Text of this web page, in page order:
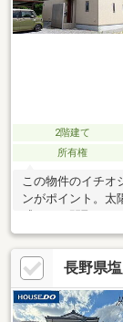
2階建て
所有権
この物件のイチオ
ンがポイント。太
感のある間取り
的なメリットが大
長野県